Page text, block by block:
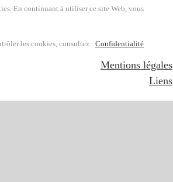
En continuant à utiliser ce site Web, vous
les cookies, consultez : Confidentialité
Mentions légales
Liens